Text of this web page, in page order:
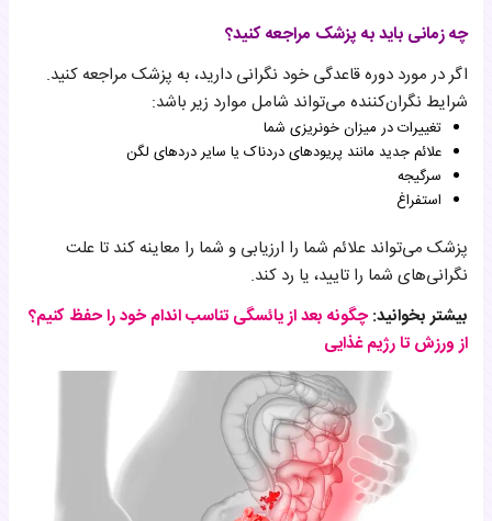
چه زمانی باید به پزشک مراجعه کنید؟
اگر در مورد دوره قاعدگی خود نگرانی دارید، به پزشک مراجعه کنید.
شرایط نگران‌کننده می‌‎تواند شامل موارد زیر باشد:
تغییرات در میزان خونریزی شما
علائم جدید مانند پریودهای دردناک یا سایر دردهای لگن
سرگیجه
استفراغ
پزشک می‌تواند علائم شما را ارزیابی و شما را معاینه کند تا علت
نگرانی‌های شما را تایید، یا رد کند.
بیشتر بخوانید:چگونه بعد از یائسگی تناسب اندام خود را حفظ کنیم؟
از ورزش تا رژیم غذایی